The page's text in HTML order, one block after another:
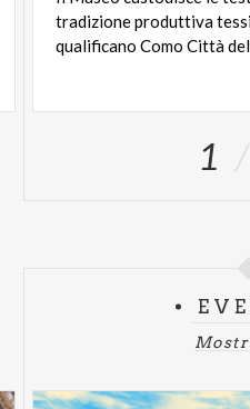
memoria e l'evoluzione
italiana, diventa così lo
tradizione produttiva
qualificano Como Città
1